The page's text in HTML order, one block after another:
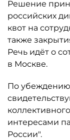
Решение
российских
квот на
также
Речь идёт о
в Москве.
По
интересами
России".